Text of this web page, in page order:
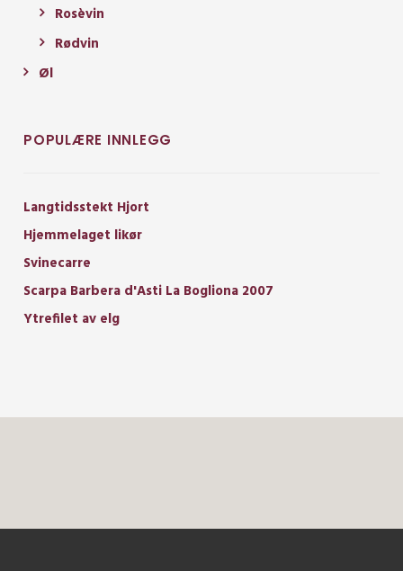
Rosèvin
Rødvin
Øl
POPULÆRE INNLEGG
Langtidsstekt Hjort
Hjemmelaget likør
Svinecarre
Scarpa Barbera d'Asti La Bogliona 2007
Ytrefilet av elg